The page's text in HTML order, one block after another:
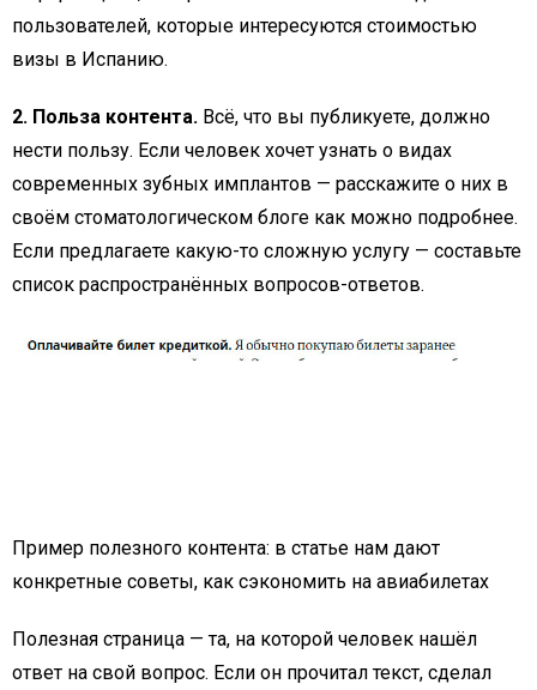
пользователей, которые интересуются стоимостью
визы в Испанию.
2. Польза контента. Всё, что вы публикуете, должно
нести пользу. Если человек хочет узнать о видах
современных зубных имплантов — расскажите о них в
своём стоматологическом блоге как можно подробнее.
Если предлагаете какую-то сложную услугу — составьте
список распространённых вопросов-ответов.
Пример полезного контента: в статье нам дают
конкретные советы, как сэкономить на авиабилетах
Полезная страница — та, на которой человек нашёл
ответ на свой вопрос. Если он прочитал текст, сделал